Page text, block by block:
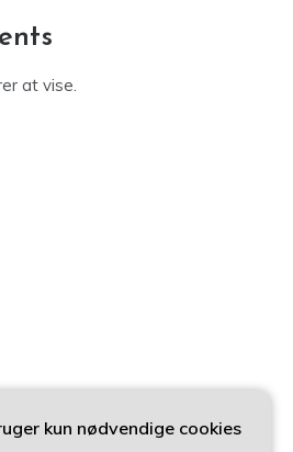
at vise.
kun nødvendige cookies